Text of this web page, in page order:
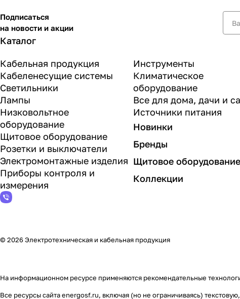
Подписаться
на новости и акции
Каталог
Кабельная продукция
Кабеленесущие системы
Светильники
Лампы
Низковольтное
оборудование
Щитовое оборудование
Розетки и выключатели
Электромонтажные изделия
Приборы контроля и
измерения
Инструменты
Климатическое
оборудование
Все для дома, дачи и
Источники питания
Новинки
Бренды
Щитовое оборудование
Коллекции
© 2026 Электротехническая и кабельная продукция
На информационном ресурсе применяются рекомендательные
Все ресурсы сайта energosf.ru, включая (но не ограничиваясь)